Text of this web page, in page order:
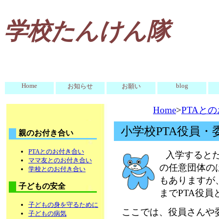
学校たんけん隊
Home お知らせ お願い blog
親のお付き合い
PTAとのお付き合い
ママ友とのお付き合い
学校とのお付き合い
子どもの安全
子どもの身を守るために
子どもの病気
Home>PTAと
小学校PTA役員・
入学すると
の任意団体の
もあります
までPTA役員
ここでは、役員さん